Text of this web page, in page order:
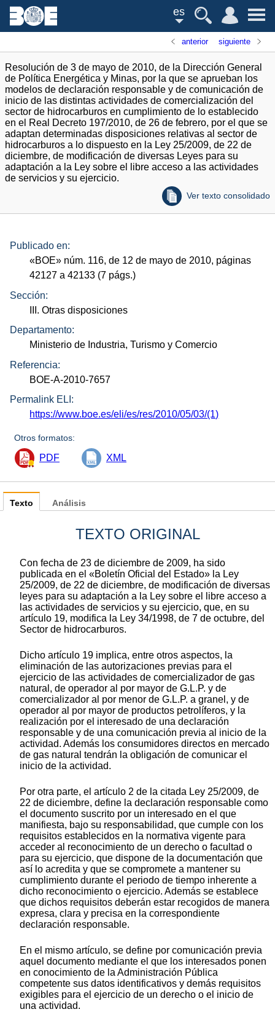
es
anterior siguiente
Resolución de 3 de mayo de 2010, de la Dirección General
de Política Energética y Minas, por la que se aprueban los
modelos de declaración responsable y de comunicación de
inicio de las distintas actividades de comercialización del
sector de hidrocarburos en cumplimiento de lo establecido
en el Real Decreto 197/2010, de 26 de febrero, por el que se
adaptan determinadas disposiciones relativas al sector de
hidrocarburos a lo dispuesto en la Ley 25/2009, de 22 de
diciembre, de modificación de diversas Leyes para su
adaptación a la Ley sobre el libre acceso a las actividades
de servicios y su ejercicio.
Ver texto consolidado
Publicado en:
«BOE» núm. 116, de 12 de mayo de 2010, páginas
42127 a 42133 (7 págs.)
Sección:
III. Otras disposiciones
Departamento:
Ministerio de Industria, Turismo y Comercio
Referencia:
BOE-A-2010-7657
Permalink ELI:
https://www.boe.es/eli/es/res/2010/05/03/(1)
Otros formatos:
PDF XML
Texto
TEXTO ORIGINAL
Con fecha de 23 de diciembre de 2009, ha sido
publicada en el «Boletín Oficial del Estado» la Ley
25/2009, de 22 de diciembre, de modificación de diversas
leyes para su adaptación a la Ley sobre el libre acceso a
las actividades de servicios y su ejercicio, que, en su
artículo 19, modifica la Ley 34/1998, de 7 de octubre, del
Sector de hidrocarburos.
Dicho artículo 19 implica, entre otros aspectos, la
eliminación de las autorizaciones previas para el
ejercicio de las actividades de comercializador de gas
natural, de operador al por mayor de G.L.P. y de
comercializador al por menor de G.L.P. a granel, y de
operador al por mayor de productos petrolíferos, y la
realización por el interesado de una declaración
responsable y de una comunicación previa al inicio de la
actividad. Además los consumidores directos en mercado
de gas natural tendrán la obligación de comunicar el
inicio de la actividad.
Por otra parte, el artículo 2 de la citada Ley 25/2009, de
22 de diciembre, define la declaración responsable como
el documento suscrito por un interesado en el que
manifiesta, bajo su responsabilidad, que cumple con los
requisitos establecidos en la normativa vigente para
acceder al reconocimiento de un derecho o facultad o
para su ejercicio, que dispone de la documentación que
así lo acredita y que se compromete a mantener su
cumplimiento durante el periodo de tiempo inherente a
dicho reconocimiento o ejercicio. Además se establece
que dichos requisitos deberán estar recogidos de manera
expresa, clara y precisa en la correspondiente
declaración responsable.
En el mismo artículo, se define por comunicación previa
aquel documento mediante el que los interesados ponen
en conocimiento de la Administración Pública
competente sus datos identificativos y demás requisitos
exigibles para el ejercicio de un derecho o el inicio de
una actividad.
Análisis